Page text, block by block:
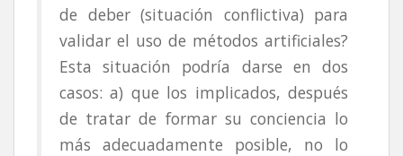
de deber (situación conflictiva) para
validar el uso de métodos artificiales?
Esta situación podría darse en dos
casos: a) que los implicados, después
de tratar de formar su conciencia lo
más adecuadamente posible, no lo